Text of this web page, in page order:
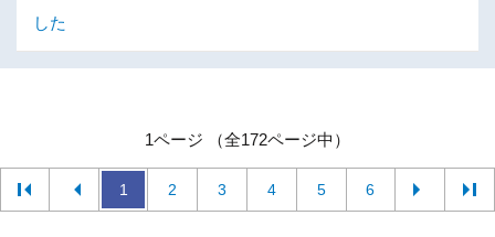
した
1ページ （全172ページ中）
1 2 3 4 5 6